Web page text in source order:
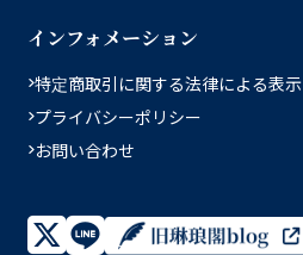
インフォメーション
特定商取引に関する法律による表示
プライバシーポリシー
お問い合わせ